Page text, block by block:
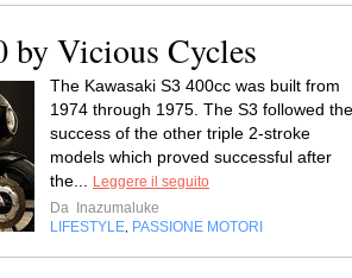
by Vicious Cycles
The Kawasaki S3 400cc was built from
1974 through 1975. The S3 followed the
success of the other triple 2-stroke
models which proved successful after
the... Leggere il seguito
Da
Inazumaluke
LIFESTYLE, PASSIONE MOTORI